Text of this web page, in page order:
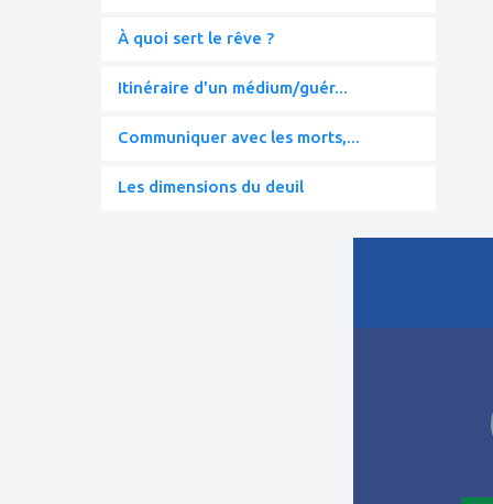
À quoi sert le rêve ?
Itinéraire d'un médium/guér...
Communiquer avec les morts,...
Les dimensions du deuil